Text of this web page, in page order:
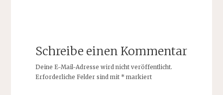
Schreibe einen Kommentar
Deine E-Mail-Adresse wird nicht veröffentlicht.
Erforderliche Felder sind mit *markiert